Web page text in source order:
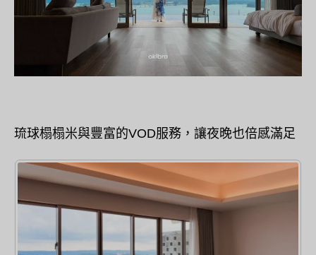
琉球榻榻米與豐富的VOD服務，讓夜晚也倍感滿足